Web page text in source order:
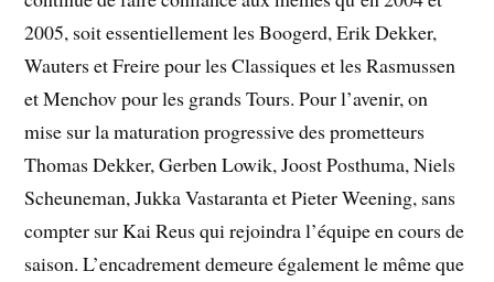
2005, soit essentiellement les Boogerd, Erik Dekker,
Wauters et Freire pour les Classiques et les Rasmussen
et Menchov pour les grands Tours. Pour l’avenir, on
mise sur la maturation progressive des prometteurs
Thomas Dekker, Gerben Lowik, Joost Posthuma, Niels
Scheuneman, Jukka Vastaranta et Pieter Weening, sans
compter sur Kai Reus qui rejoindra l’équipe en cours de
saison. L’encadrement demeure également le même que